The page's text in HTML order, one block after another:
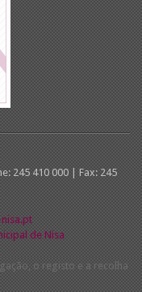
245 410 000 | Fax: 245
de Nisa
o registo e a recolha